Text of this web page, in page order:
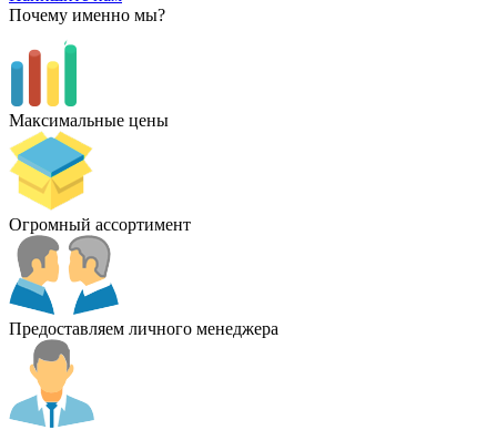
Почему именно мы?
Максимальные цены
Огромный ассортимент
Предоставляем личного менеджера